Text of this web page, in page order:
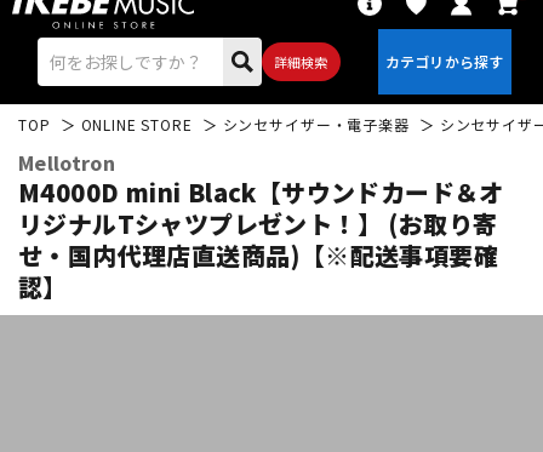
詳細検索
エレキギター アコギ/エレアコ
TOP ONLINE STORE シンセサイザー・電子楽器 シンセサイザ
Mellotron
M4000D mini Black【サウンドカード＆オ
リジナルTシャツプレゼント！】 (お取り寄
せ・国内代理店直送商品)【※配送事項要確
認】